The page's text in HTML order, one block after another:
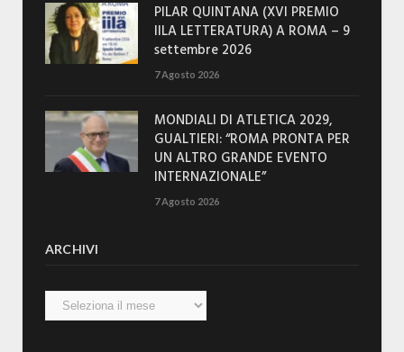
PILAR QUINTANA (XVI PREMIO
IILA LETTERATURA) A ROMA – 9
settembre 2026
7 Agosto 2026
MONDIALI DI ATLETICA 2029,
GUALTIERI: “ROMA PRONTA PER
UN ALTRO GRANDE EVENTO
INTERNAZIONALE”
7 Agosto 2026
ARCHIVI
Archivi